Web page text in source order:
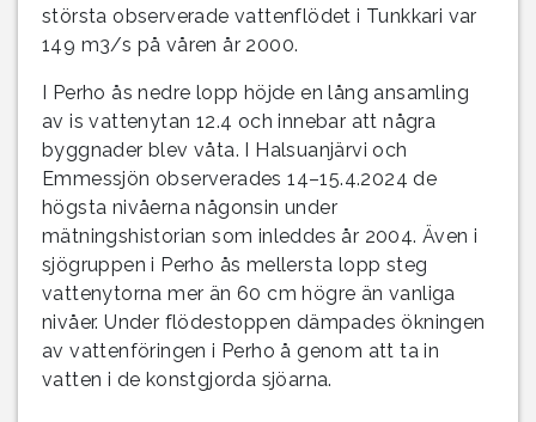
största observerade vattenflödet i Tunkkari var
149 m3/s på våren år 2000.
I Perho ås nedre lopp höjde en lång ansamling
av is vattenytan 12.4 och innebar att några
byggnader blev våta. I Halsuanjärvi och
Emmessjön observerades 14–15.4.2024 de
högsta nivåerna någonsin under
mätningshistorian som inleddes år 2004. Även i
sjögruppen i Perho ås mellersta lopp steg
vattenytorna mer än 60 cm högre än vanliga
nivåer. Under flödestoppen dämpades ökningen
av vattenföringen i Perho å genom att ta in
vatten i de konstgjorda sjöarna.